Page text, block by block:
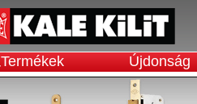
Termékek Újdonság